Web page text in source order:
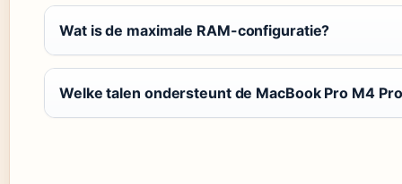
Wat is de maximale RAM-configuratie?
Welke talen ondersteunt de MacBook Pro M4